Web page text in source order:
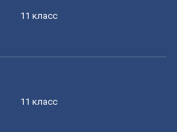
11 класс
11 класс